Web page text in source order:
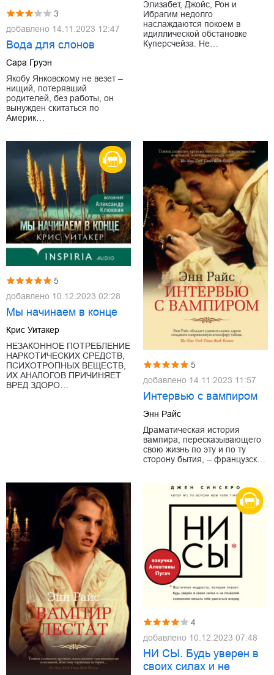
3
добавлено 14.11.2023 12:47
Вода для слонов
Сара Груэн
Якобу Янковскому не везет –
нищий, потерявший
родителей, без работы, он
вынужден скитаться по
Америк…
Элизабет, Джойс, Рон и
Ибрагим недолго
наслаждаются покоем в
идиллической обстановке
Куперсчейза. Не…
5
добавлено 10.12.2023 02:28
Мы начинаем в конце
Крис Уитакер
НЕЗАКОННОЕ ПОТРЕБЛЕНИЕ
НАРКОТИЧЕСКИХ СРЕДСТВ,
ПСИХОТРОПНЫХ ВЕЩЕСТВ,
ИХ АНАЛОГОВ ПРИЧИНЯЕТ
ВРЕД ЗДОРО…
5
добавлено 14.11.2023 11:57
Интервью с вампиром
Энн Райс
Драматическая история
вампира, пересказывающего
свою жизнь по эту и по ту
сторону бытия, – французск…
4
добавлено 10.12.2023 07:48
НИ СЫ. Будь уверен в
своих силах и не